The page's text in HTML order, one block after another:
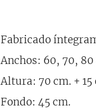
Fabricado
Anchos: 60, 70, 80
Altura: 70 cm. + 15
Fondo: 45 cm.